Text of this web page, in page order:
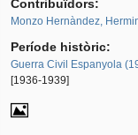
Contribuïdors:
Monzo Hernàndez,
Període històric:
Guerra Civil Espanyola
[1936-1939]